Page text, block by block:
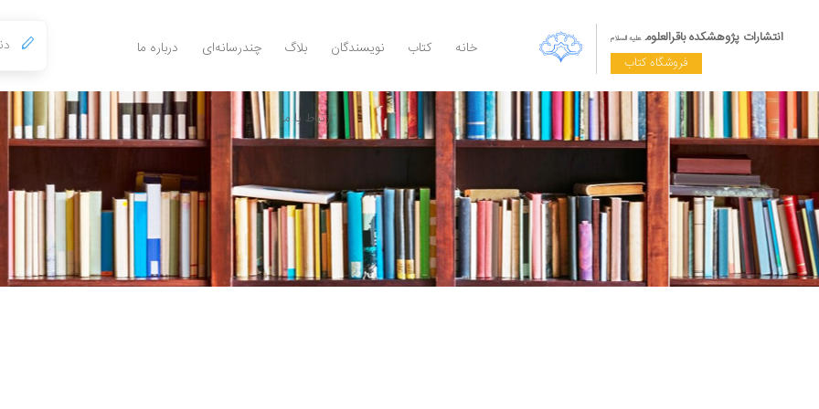
انتشارات پژوهشکده باقرالعلوم علیه السلام
فروشگاه کتاب
خانه کتاب نویسندگان بلاگ چندرسانه‌ای درباره ما
ارتباط با ما